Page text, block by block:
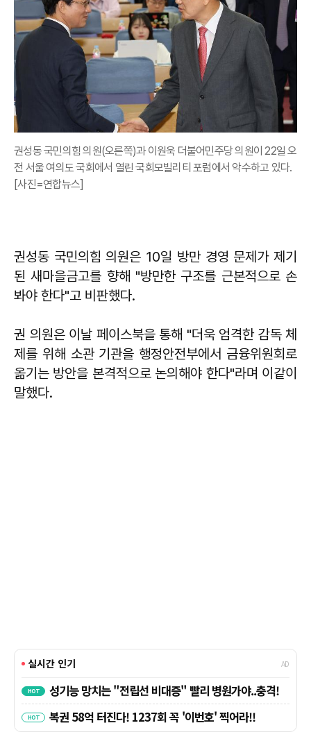
권성동 국민의힘 의원(오른쪽)과 이원욱 더불어민주당 의원이 22일 오
전 서울 여의도 국회에서 열린 국회모빌리티 포럼에서 악수하고 있다.
[사진=연합뉴스]
권성동 국민의힘 의원은 10일 방만 경영 문제가 제기
된 새마을금고를 향해 "방만한 구조를 근본적으로 손
봐야 한다"고 비판했다.
권 의원은 이날 페이스북을 통해 "더욱 엄격한 감독 체
제를 위해 소관 기관을 행정안전부에서 금융위원회로
옮기는 방안을 본격적으로 논의해야 한다"라며 이같이
말했다.